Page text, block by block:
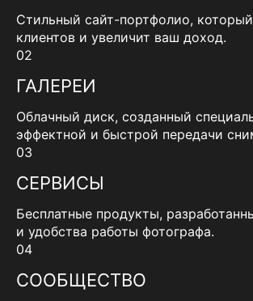
Стильный сайт-портфолио,
клиентов и увеличит ваш доход.
02
ГАЛЕРЕИ
Облачный диск, созданный
эффектной и быстрой передачи
03
СЕРВИСЫ
Бесплатные продукты,
и удобства работы фотографа.
04
СООБЩЕСТВО